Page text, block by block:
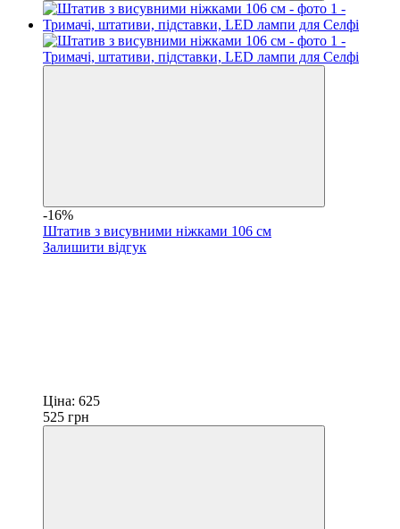
-16%
Штатив з висувними ніжками 106 см
Залишити відгук
Ціна: 625
525 грн